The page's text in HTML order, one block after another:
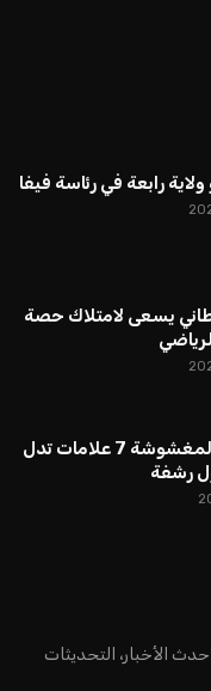
رابعة في رئاسة فيفا
يسعى لامتلاك حصة
تحقق من قهوتك المغشوشة 7 علامات تدل
رشفة
الأخبار، التحديثات